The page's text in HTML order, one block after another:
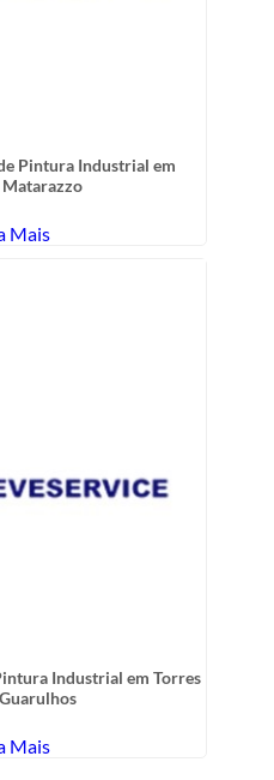
Pintura Industrial em
Mais
Industrial em Torres
Mais